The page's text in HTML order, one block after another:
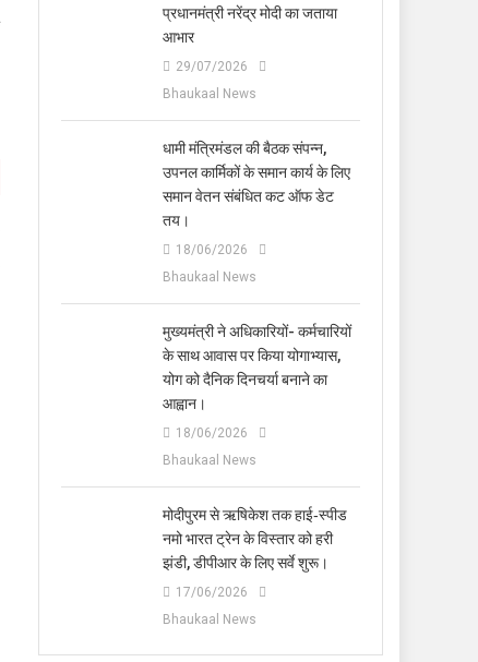
प्रधानमंत्री नरेंद्र मोदी का जताया
आभार
29/07/2026
Bhaukaal News
धामी मंत्रिमंडल की बैठक संपन्न,
उपनल कार्मिकों के समान कार्य के लिए
समान वेतन संबंधित कट ऑफ डेट
तय।
18/06/2026
Bhaukaal News
मुख्यमंत्री ने अधिकारियों- कर्मचारियों
के साथ आवास पर किया योगाभ्यास,
योग को दैनिक दिनचर्या बनाने का
आह्वान।
18/06/2026
Bhaukaal News
मोदीपुरम से ऋषिकेश तक हाई‑स्पीड
नमो भारत ट्रेन के विस्तार को हरी
झंडी, डीपीआर के लिए सर्वे शुरू।
17/06/2026
Bhaukaal News